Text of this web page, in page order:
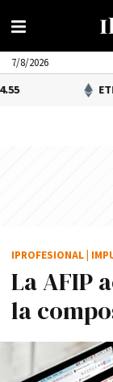
7/8/2026
ETHEREUM-
La AFIP
la
IPROFESIONAL